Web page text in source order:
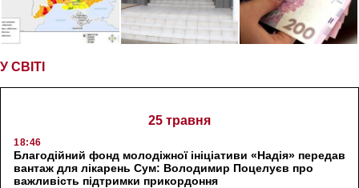
У СВІТІ
25 травня
18:46
Благодійний фонд молодіжної ініціативи «Надія» передав
вантаж для лікарень Сум: Володимир Поцелуєв про
важливість підтримки прикордоння